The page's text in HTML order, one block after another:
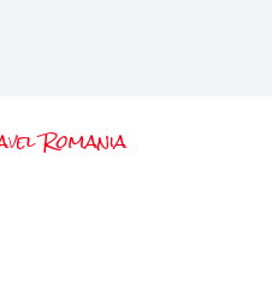
Romania
propria ta